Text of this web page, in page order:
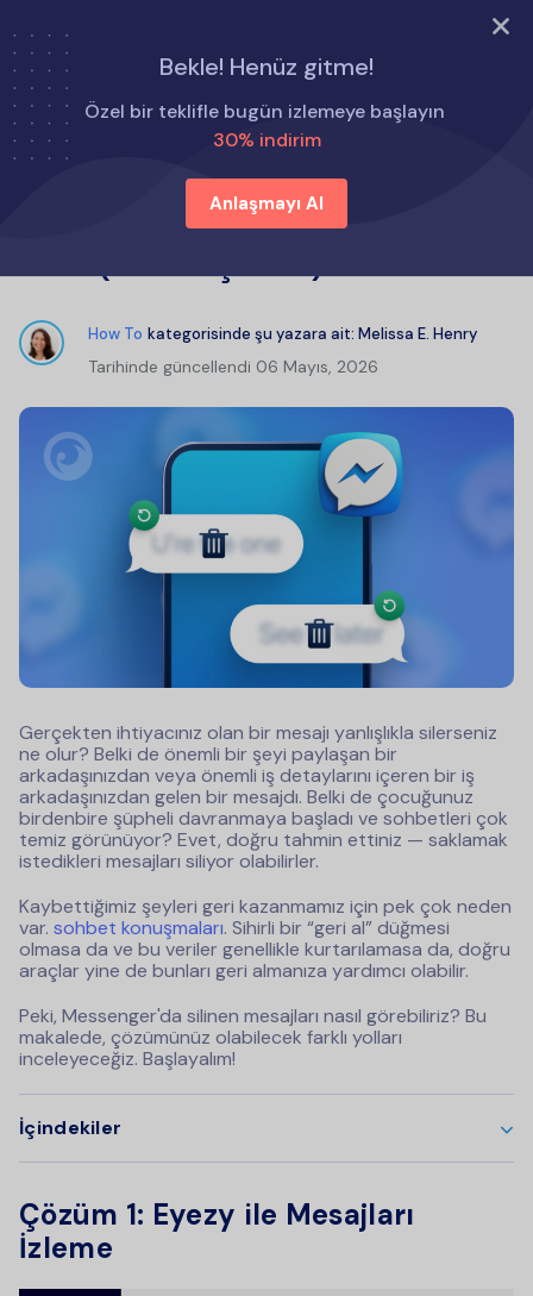
ŞİMDİ DENE
Bekle! Henüz gitme!
Özel bir teklifle bugün izlemeye başlayın
30% indirim
Anlaşmayı Al
Ana Sayfa
Nasıl Yapılır
Messenger'da Silinen Mesajları Geri Alma (4 Etkili Çözüm)
Messenger'da Silinen Mesajları Geri
How To kategorisinde şu yazara ait: Melissa E. Henry
Tarihinde güncellendi 06 Mayıs, 2026
Gerçekten ihtiyacınız olan bir mesajı yanlışlıkla silerseniz
ne olur? Belki de önemli bir şeyi paylaşan bir
arkadaşınızdan veya önemli iş detaylarını içeren bir iş
arkadaşınızdan gelen bir mesajdı. Belki de çocuğunuz
birdenbire şüpheli davranmaya başladı ve sohbetleri çok
temiz görünüyor? Evet, doğru tahmin ettiniz — saklamak
istedikleri mesajları siliyor olabilirler.
Kaybettiğimiz şeyleri geri kazanmamız için pek çok neden
var. sohbet konuşmaları. Sihirli bir “geri al” düğmesi
olmasa da ve bu veriler genellikle kurtarılamasa da, doğru
araçlar yine de bunları geri almanıza yardımcı olabilir.
Peki, Messenger'da silinen mesajları nasıl görebiliriz? Bu
makalede, çözümünüz olabilecek farklı yolları
inceleyeceğiz. Başlayalım!
İçindekiler
Çözüm 1: Eyezy ile Mesajları
İzleme